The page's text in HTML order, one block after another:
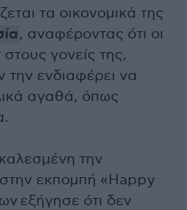
τα οικονομικά της
, αναφέροντας ότι οι
γονείς της,
ενδιαφέρει να
αγαθά, όπως
την
εκπομπή «Happy
εξήγησε ότι δεν